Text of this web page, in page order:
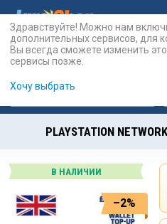
Карты
PLAYSTATION
В НАЛИЧИИ
–2%
Здравствуйте! Можно нам
дополнительных сервисов, для
Вы всегда сможете изменить
сервисы позже.
Хочу выбрать